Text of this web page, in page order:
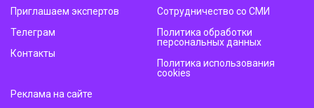
Приглашаем экспертов
Телеграм
Контакты
Сотрудничество со СМИ
Политика обработки
персональных данных
Политика использования
cookies
Реклама на сайте